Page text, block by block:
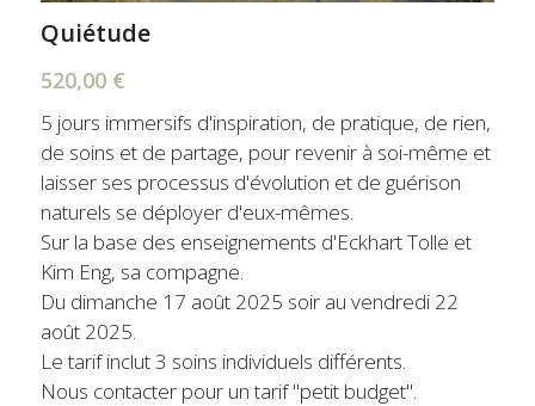
Quiétude
520,00 €
5 jours immersifs d'inspiration, de pratique, de rien,
de soins et de partage, pour revenir à soi-même et
laisser ses processus d'évolution et de guérison
naturels se déployer d'eux-mêmes.
Sur la base des enseignements d'Eckhart Tolle et
Kim Eng, sa compagne.
Du dimanche 17 août 2025 soir au vendredi 22
août 2025.
Le tarif inclut 3 soins individuels différents.
Nous contacter pour un tarif "petit budget".